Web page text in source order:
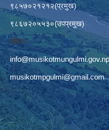
९८५७०२१२१२(प्रमुख)
९८६७२०५५३०(उपप्रमुख)
इमेलः–
info@musikotmungulmi.gov.np
musikotmpgulmi@gmail.com